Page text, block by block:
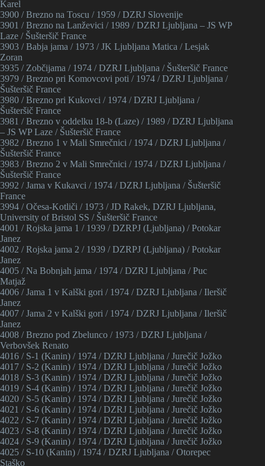
Karel
3900 / Brezno na Toscu / 1959 / DZRJ Slovenije
3901 / Brezno na Lanževici / 1989 / DZRJ Ljubljana – JS WP
Laze / Šušteršič France
3903 / Babja jama / 1973 / JK Ljubljana Matica / Lesjak
Zoran
3935 / Zobčijama / 1974 / DZRJ Ljubljana / Šušteršič France
3979 / Brezno pri Komovcovi poti / 1974 / DZRJ Ljubljana /
Šušteršič France
3980 / Brezno pri Kukovci / 1974 / DZRJ Ljubljana /
Šušteršič France
3981 / Brezno v oddelku 18-b (Laze) / 1989 / DZRJ Ljubljana
– JS WP Laze / Šušteršič France
3982 / Brezno 1 v Mali Smrečnici / 1974 / DZRJ Ljubljana /
Šušteršič France
3983 / Brezno 2 v Mali Smrečnici / 1974 / DZRJ Ljubljana /
Šušteršič France
3992 / Jama v Kukavci / 1974 / DZRJ Ljubljana / Šušteršič
France
3994 / Očesa-Kotliči / 1973 / JD Rakek, DZRJ Ljubljana,
University of Bristol SS / Šušteršič France
4001 / Rojska jama 1 / 1939 / DZRPJ (Ljubljana) / Potokar
Janez
4002 / Rojska jama 2 / 1939 / DZRPJ (Ljubljana) / Potokar
Janez
4005 / Na Bobnjah jama / 1974 / DZRJ Ljubljana / Puc
Matjaž
4006 / Jama 1 v Kalški gori / 1974 / DZRJ Ljubljana / Ileršič
Janez
4007 / Jama 2 v Kalški gori / 1974 / DZRJ Ljubljana / Ileršič
Janez
4008 / Brezno pod Zbelunco / 1973 / DZRJ Ljubljana /
Verbovšek Renato
4016 / S-1 (Kanin) / 1974 / DZRJ Ljubljana / Jurečič Jožko
4017 / S-2 (Kanin) / 1974 / DZRJ Ljubljana / Jurečič Jožko
4018 / S-3 (Kanin) / 1974 / DZRJ Ljubljana / Jurečič Jožko
4019 / S-4 (Kanin) / 1974 / DZRJ Ljubljana / Jurečič Jožko
4020 / S-5 (Kanin) / 1974 / DZRJ Ljubljana / Jurečič Jožko
4021 / S-6 (Kanin) / 1974 / DZRJ Ljubljana / Jurečič Jožko
4022 / S-7 (Kanin) / 1974 / DZRJ Ljubljana / Jurečič Jožko
4023 / S-8 (Kanin) / 1974 / DZRJ Ljubljana / Jurečič Jožko
4024 / S-9 (Kanin) / 1974 / DZRJ Ljubljana / Jurečič Jožko
4025 / S-10 (Kanin) / 1974 / DZRJ Ljubljana / Otorepec
Staško